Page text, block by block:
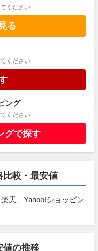
ください
る
ください
ング
ください
グで探す
較・最安値
天、Yahoo!ショッピン
値の推移